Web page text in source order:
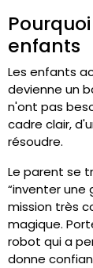
enfants
Les enfants
devienne un
n'ont pas
cadre clair,
résoudre.
Le parent se
“inventer une
mission très
magique.
robot qui a
donne